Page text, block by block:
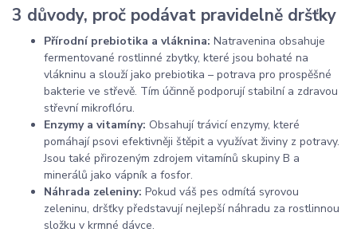
3 důvody, proč podávat pravidelně dršťky
Přírodní prebiotika a vláknina: Natravenina obsahuje
fermentované rostlinné zbytky, které jsou bohaté na
vlákninu a slouží jako prebiotika – potrava pro prospěšné
bakterie ve střevě. Tím účinně podporují stabilní a zdravou
střevní mikroflóru.
Enzymy a vitamíny: Obsahují trávicí enzymy, které
pomáhají psovi efektivněji štěpit a využívat živiny z potravy.
Jsou také přirozeným zdrojem vitamínů skupiny B a
minerálů jako vápník a fosfor.
Náhrada zeleniny: Pokud váš pes odmítá syrovou
zeleninu, dršťky představují nejlepší náhradu za rostlinnou
složku v krmné dávce.